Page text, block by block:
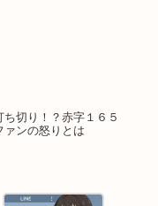
ち切り！？赤字１６５
ァンの怒りとは